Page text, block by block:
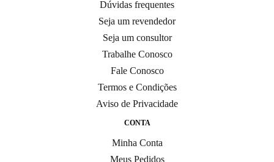
Dúvidas frequentes
Seja um revendedor
Seja um consultor
Trabalhe Conosco
Fale Conosco
Termos e Condições
Aviso de Privacidade
CONTA
Minha Conta
Meus Pedidos